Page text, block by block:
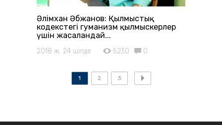
Әлімхан Әбжанов: Қылмыстық
кодекстегі гуманизм қылмыскерлер
үшін жасалғандай...
2018 ж. 24 шілде 5230 0
1 2 3